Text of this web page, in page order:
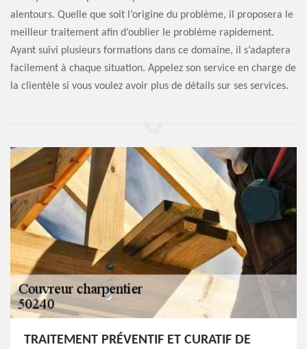
alentours. Quelle que soit l’origine du problème, il proposera le
meilleur traitement afin d’oublier le problème rapidement.
Ayant suivi plusieurs formations dans ce domaine, il s’adaptera
facilement à chaque situation. Appelez son service en charge de
la clientèle si vous voulez avoir plus de détails sur ses services.
TRAITEMENT PRÉVENTIF ET CURATIF DE